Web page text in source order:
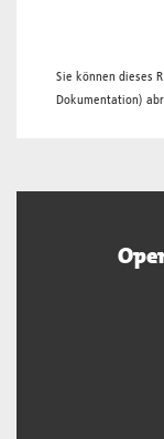
Sie können dieses
Dokumentation)